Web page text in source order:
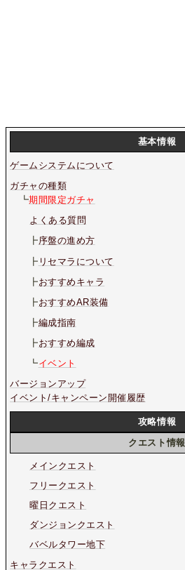
基本情報
ゲームシステムについて
ガチャの種類
┗期間限定ガチャ
よくある質問
┣序盤の進め方
┣ リセマラについて
┣おすすめキャラ
┣おすすめAR装備
┣編成指南
┣おすすめ編成
┗イベント
バージョンアップ
イベント/キャンペーン開催履歴
攻略情報
クエスト情報
メインクエスト
フリークエスト
曜日クエスト
ダンジョンクエスト
バベルタワー地下
キャラクエスト